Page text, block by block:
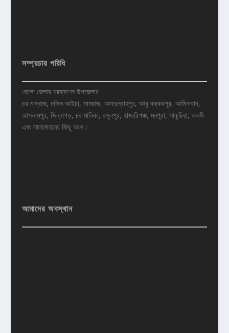
সম্প্রচার পরিধি
ভোলা জেলার চরফ্যাশন উপজেলার
চর মাদ্রাজ, দক্ষিন আইচা, সামরাজ, আবদুল্রাহপুর, আবু বক্করপুর, আমিনাবাদ,
আসলামপুর, জিন্নাগড়, চর মানিকা, রসুলপুর, হাজারিগঞ্চ, মনপুরা, সাকুচিয়া, কলমী
এবং লালমোহনের কিছু অংশ।
আমাদের অবস্থান